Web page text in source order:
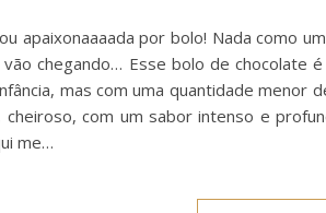
apaixonaaaada por bolo! Nada como
chegando… Esse bolo de chocolate
mas com uma quantidade menor
cheiroso, com um sabor intenso e
me…